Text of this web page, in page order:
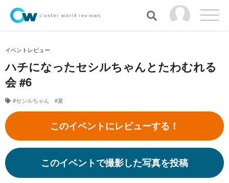
イベントレビュー
ハチになったセシルちゃんとたわむれる
会 #6
#セシルちゃん #夏
このイベントにレビューする！
このイベントで撮影した写真を投稿